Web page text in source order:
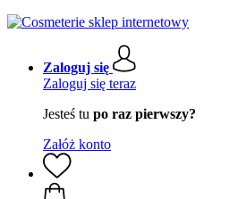
Zaloguj się
Zaloguj się teraz
Jesteś tu po raz pierwszy?
Załóż konto